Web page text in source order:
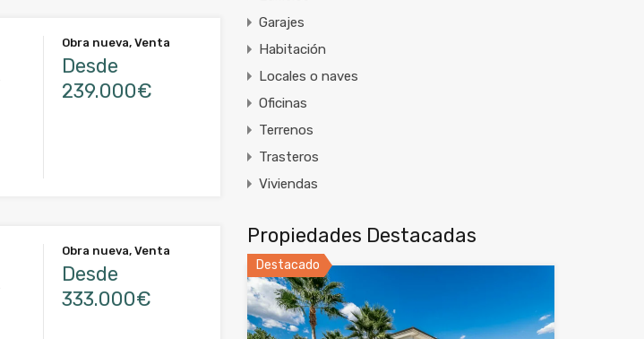
Obra nueva, Venta
Desde
239.000€
Obra nueva, Venta
Desde
333.000€
Garajes
Habitación
Locales o naves
Oficinas
Terrenos
Trasteros
Viviendas
Propiedades Destacadas
Destacado